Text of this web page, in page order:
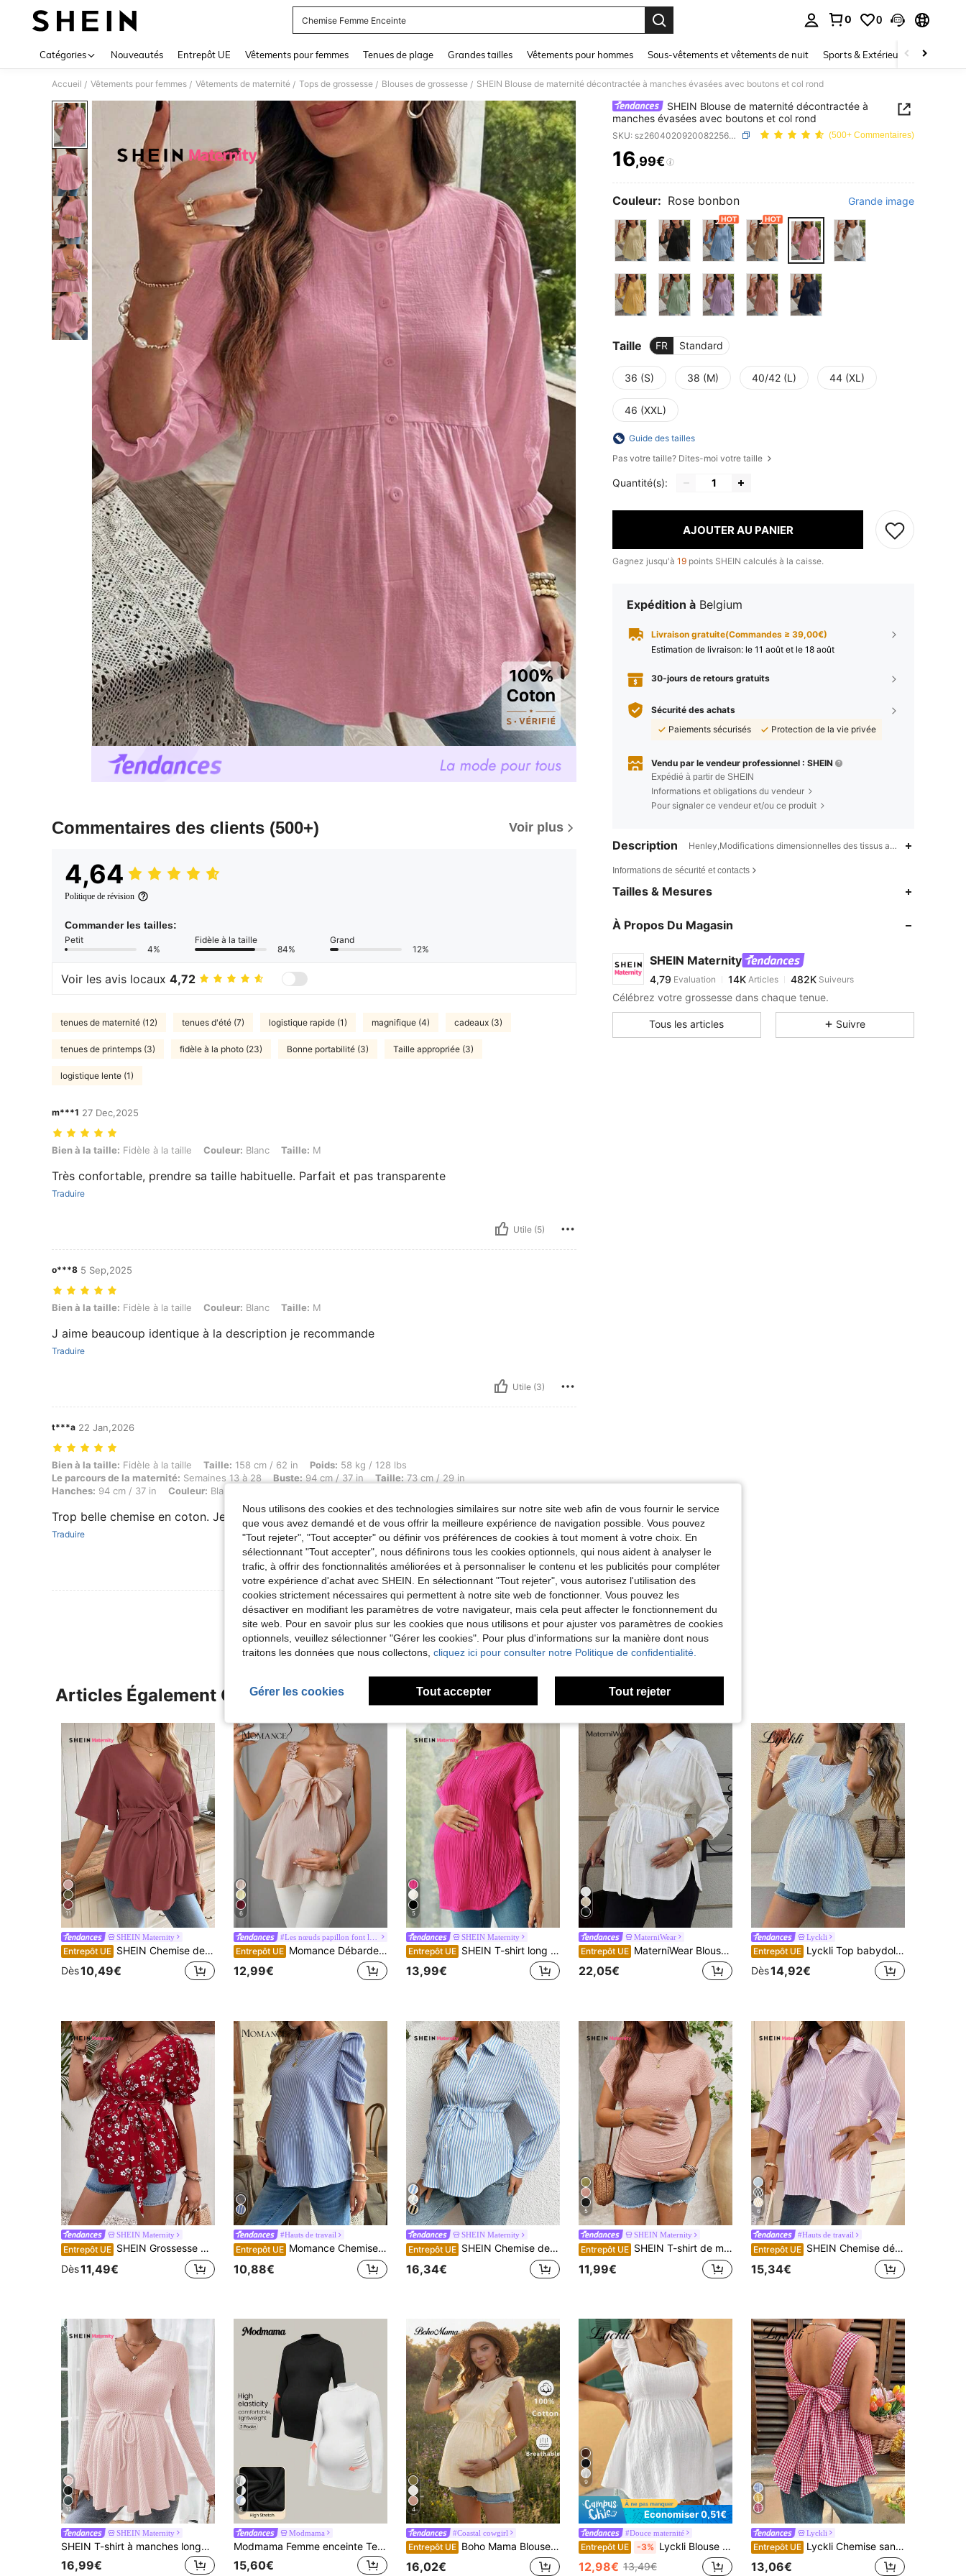
Chemise Femme Enceinte
0 0
Catégories Nouveautés Entrepôt UE Vêtements pour femmes Tenues de plage Grandes tailles Vêtements pour hommes Sous-vêtements et vêtements de nuit Sports & Extérieur Enfants
Accueil / Vêtements pour femmes / Vêtements de maternité / Tops de grossesse / Blouses de grossesse / SHEIN Blouse de maternité décontractée à manches évasées avec boutons et col rond
Commentaires des clients (500+) Voir plus
4,64
Politique de révision
Commander les tailles:
Petit
4%
Fidèle à la taille
84%
Grand
12%
Voir les avis locaux 4,72
tenues de maternité (12) tenues d'été (7) logistique rapide (1) magnifique (4) cadeaux (3)
tenues de printemps (3) fidèle à la photo (23) Bonne portabilité (3) Taille appropriée (3)
logistique lente (1)
m***1 27 Dec,2025
Bien à la taille: Fidèle à la taille, Couleur: Blanc, Taille: M
Bien à la taille: Fidèle à la taille Couleur: Blanc Taille: M
Très confortable, prendre sa taille habituelle. Parfait et pas transparente
Traduire
Utile (5)
o***8 5 Sep,2025
Bien à la taille: Fidèle à la taille, Couleur: Blanc, Taille: M
Bien à la taille: Fidèle à la taille Couleur: Blanc Taille: M
J aime beaucoup identique à la description je recommande
Traduire
Utile (3)
t***a 22 Jan,2026
Bien à la taille: Fidèle à la taille, Taille: 158 cm / 62 in, Poids: 58 kg / 128 lbs, Le parcours de la maternité: Semaines 13 à 28, Buste: 94 cm / 37 in, Taille: 73 cm / 29 in, Hanches: 94 cm / 37 in, Couleur: Blanc, Taille: M
Bien à la taille: Fidèle à la taille Taille: 158 cm / 62 in Poids: 58 kg / 128 lbs
Le parcours de la maternité: Semaines 13 à 28 Buste: 94 cm / 37 in Taille: 73 cm / 29 in
Hanches: 94 cm / 37 in Couleur: Blanc
Trop belle chemise en coton. Je recommande
Traduire
Utile (1)
Voir Plus D'avis
SHEIN Blouse de maternité décontractée à
manches évasées avec boutons et col rond
SKU: sz260402092008225652190 (500+ Commentaires)
PRICE AND AVAILABILITY
16,99€
Couleur: Rose bonbon Grande image
Taille FR Standard
36 (S) 38 (M) 40/42 (L) 44 (XL)
46 (XXL)
Guide des tailles
Pas votre taille? Dites-moi votre taille
Quantité(s):
AJOUTER AU PANIER
Gagnez jusqu'à 19 points SHEIN calculés à la caisse.
Expédition à Belgium
Livraison gratuite(Commandes ≥ 39,00€)
Estimation de livraison: le 11 août et le 18 août
30-jours de retours gratuits
Sécurité des achats
Paiements sécurisés
Protection de la vie privée
Vendu par le vendeur professionnel : SHEIN
Expédié à partir de SHEIN
Informations et obligations du vendeur
Pour signaler ce vendeur et/ou ce produit
Description Henley,Modifications dimensionnelles des tissus après lavage à
Informations de sécurité et contacts
Tailles & Mesures
À Propos Du Magasin
SHEIN Maternity
4,79
14K
4,79
Evaluation 14KArticles 482K
t***0est en train de naviguer
4,79
14K
482K
Célébrez votre grossesse dans chaque tenue.
Tous les articles Suivre
Articles Également Consultés
11
SHEIN Maternity
Entrepôt UE SHEIN Chemise de maternité unie à col en V avec lien à la taille, polyvalente pour un port quotidien décontracté
Dès10,49€
6
Entrepôt UE Momance Débardeur de maternité en dentelle avec nœud papillon à l'avant, chemise à volants évasée
12,99€
5
SHEIN Maternity
Entrepôt UE SHEIN T-shirt long ample à manches courtes et col rond de maternité, convient pour un look décontracté et casual en été
13,99€
MaterniWear
Entrepôt UE MaterniWear Blouse de maternité décontractée à la mode, en couleur unie, à col rabattu, avec cordon de serrage à la taille, pour un usage extérieur
22,05€
Lyckli
Entrepôt UE Lyckli Top babydoll à volants en dentelle avec imprimé rayé, pour la maternité, les vacances d'été et les déplacements quotidiens
Dès14,92€
SHEIN Maternity
Entrepôt UE SHEIN Grossesse Blouse Imprimé Floral Manches Bouffantes Ceinturé
Dès11,49€
#Hauts de travail
Entrepôt UE Momance Chemise rayée verticale à manches courtes pour femme enceinte
10,88€
SHEIN Maternity
Entrepôt UE SHEIN Chemise de grossesse décontractée à manches longues avec cordon de serrage à la taille rayé
16,34€
5
SHEIN Maternity
Entrepôt UE SHEIN T-shirt de maternité à col rond texturé plissé, manches courtes, style décontracté
11,99€
6
#Hauts de travail
Entrepôt UE SHEIN Chemise décontractée ample à épaules tombantes et boutonnage simple pour femmes enceintes, rayée
15,34€
12
SHEIN Maternity
SHEIN T-shirt à manches longues casual avec nœud devant, couleur unie, pour femmes enceintes
16,99€
8
Modmama
Modmama Femme enceinte Tee-shirt décontracté plissé à manches longues et col montant, unicolore
15,60€
4
#Coastal cowgirl
Entrepôt UE Boho Mama Blouse décontractée de maternité à volants sans manches de couleur unie
16,02€
9
Économiser 0,51€
#Douce maternité
Entrepôt UE -3% Lyckli Blouse décontractée sans manches de couleur unie pour femmes enceintes, vacances
12,98€ 13,49€
Lyckli
Entrepôt UE Lyckli Chemise sans manches décontractée à carreaux avec nœud, été, pour femmes enceintes
13,06€
Nous utilisons des cookies et des technologies similaires sur notre site web afin de vous fournir le service
que vous avez demandé et de vous offrir la meilleure expérience de navigation possible. Vous pouvez
"Tout rejeter", "Tout accepter" ou définir vos préférences de cookies à tout moment à votre choix. En
sélectionnant "Tout accepter", nous définirons tous les cookies optionnels, qui nous aident à analyser le
trafic, à offrir des fonctionnalités améliorées et à personnaliser le contenu et les publicités pour compléter
votre expérience d'achat avec SHEIN. En sélectionnant "Tout rejeter", vous autorisez l'utilisation des
cookies strictement nécessaires qui permettent à notre site web de fonctionner. Vous pouvez les
désactiver en modifiant les paramètres de votre navigateur, mais cela peut affecter le fonctionnement du
site web. Pour en savoir plus sur les cookies que nous utilisons et pour ajuster vos paramètres de cookies
optionnels, veuillez sélectionner "Gérer les cookies". Pour plus d'informations sur la manière dont nous
traitons les données que nous collectons, cliquez ici pour consulter notre Politique de confidentialité.
Gérer les cookies Tout accepter Tout rejeter